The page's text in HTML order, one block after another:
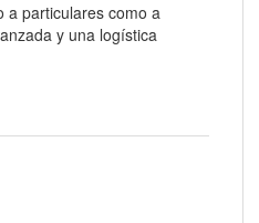
a particulares como a
y una logística